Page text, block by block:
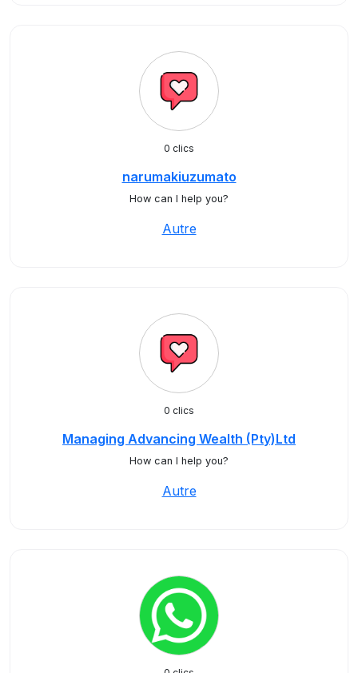
0 clics
narumakiuzumato
How can I help you?
Autre
0 clics
Managing Advancing Wealth (Pty)Ltd
How can I help you?
Autre